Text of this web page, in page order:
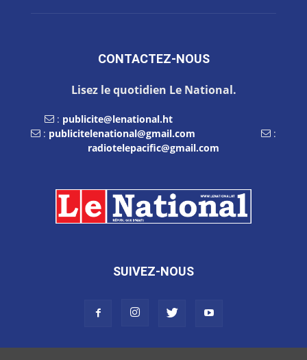
CONTACTEZ-NOUS
Lisez le quotidien Le National.
: publicite@lenational.ht
: publicitelenational@gmail.com
:
radiotelepacific@gmail.com
SUIVEZ-NOUS